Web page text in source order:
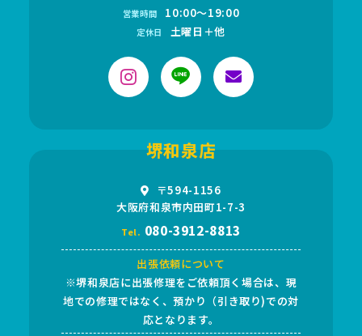
営業時間 10:00～19:00
定休日 土曜日＋他
堺和泉店
〒594-1156
大阪府和泉市内田町1-7-3
Tel. 080-3912-8813
出張依頼について
※堺和泉店に出張修理をご依頼頂く場合は、現
地での修理ではなく、預かり（引き取り)での対
応となります。